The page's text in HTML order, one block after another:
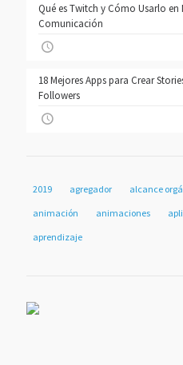
Qué es Twitch y Cómo Usarlo en
Comunicación
18 Mejores Apps para Crear
Followers
2019 agregador alcance
animación
animaciones
aprendizaje